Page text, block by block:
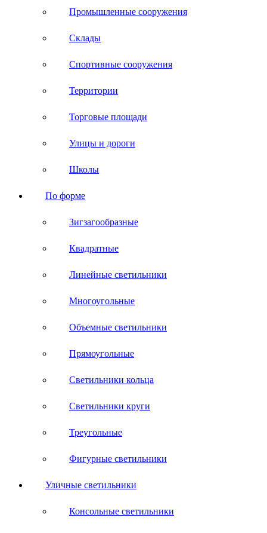
Промышленные сооружения
Склады
Спортивные сооружения
Территории
Торговые площади
Улицы и дороги
Школы
По форме
Зигзагообразные
Квадратные
Линейные светильники
Многоугольные
Объемные светильники
Прямоугольные
Светильники кольца
Светильники круги
Треугольные
Фигурные светильники
Уличные светильники
Консольные светильники